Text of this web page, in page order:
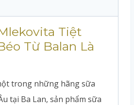
Tiệt
Từ Balan Là
trong những hãng sữa
tại Ba Lan, sản phẩm sữa